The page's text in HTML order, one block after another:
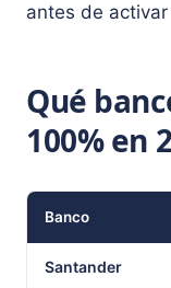
antes de
Qué
100% en
Banco
Santander